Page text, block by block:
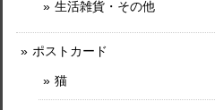
生活雑貨・その他
ポストカード
猫